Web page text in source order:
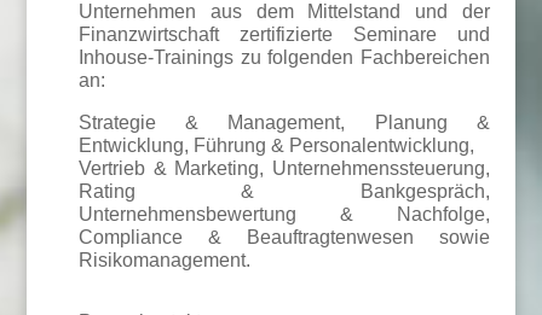
Unternehmen aus dem Mittelstand und der
Finanzwirtschaft zertifizierte Seminare und
Inhouse-Trainings zu folgenden Fachbereichen
an:
Strategie & Management, Planung &
Entwicklung, Führung & Personalentwicklung,
Vertrieb & Marketing, Unternehmenssteuerung,
Rating & Bankgespräch,
Unternehmensbewertung & Nachfolge,
Compliance & Beauftragtenwesen sowie
Risikomanagement.